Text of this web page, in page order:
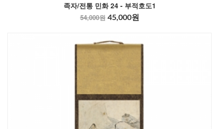
족자/전통 민화 24 - 부적호도1
54,000원 45,000원